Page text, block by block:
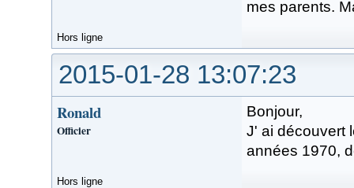
mes parents.
Hors ligne
2015-01-28 13:07:23
Ronald
Officier
Bonjour,
J' ai découvert
années 1970,
Hors ligne